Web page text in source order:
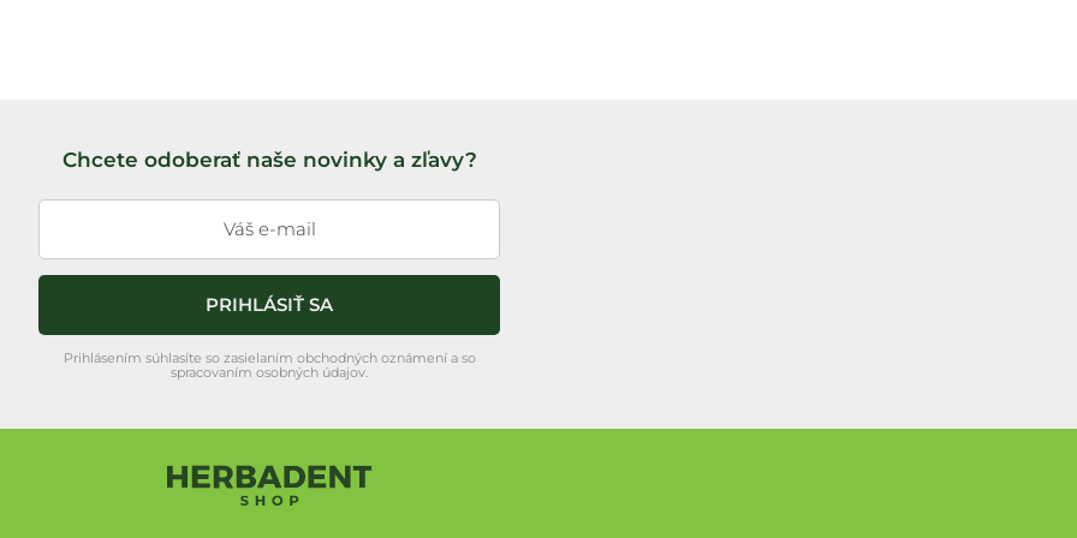
Chcete odoberať naše novinky a zľavy?
PRIHLÁSIŤ SA
Prihlásením súhlasíte so zasielaním obchodných oznámení a so
spracovaním osobných údajov.